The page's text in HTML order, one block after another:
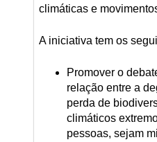
climáticas e
A iniciativa tem os
Promover o
relação entre a
perda de
climáticos
pessoas, sejam